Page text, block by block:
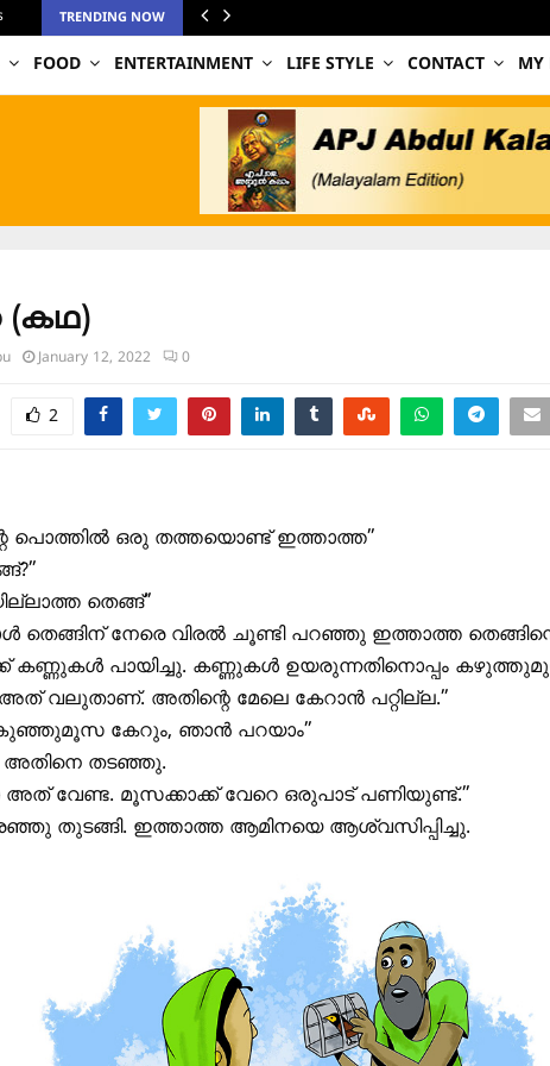
TRENDING NOW
FOOD ENTERTAINMENT LIFE STYLE CONTACT MY
January 12, 2022 0
2
പൊത്തിൽ ഒരു തത്തയൊണ്ട് ഇത്താത്ത”
തെങ്ങ്”
തെങ്ങിന് നേരെ വിരൽ ചൂണ്ടി പറഞ്ഞു ഇത്താത്ത
കണ്ണുകൾ പായിച്ചു. കണ്ണുകൾ ഉയരുന്നതിനൊപ്പം
വലുതാണ്. അതിന്റെ മേലെ കേറാൻ പറ്റില്ല.”
കുഞ്ഞുമൂസ കേറും, ഞാൻ പറയാം”
അതിനെ തടഞ്ഞു.
വേണ്ട. മൂസക്കാക്ക് വേറെ ഒരുപാട് പണിയുണ്ട്.”
തുടങ്ങി. ഇത്താത്ത ആമിനയെ ആശ്വസിപ്പിച്ചു.